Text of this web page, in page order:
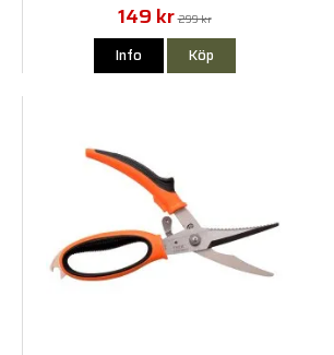
149 kr 299 kr
Info Köp